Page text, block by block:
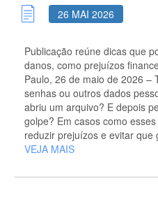
26 MAI 2026
Publicação reúne dicas que
danos, como prejuízos
Paulo, 26 de maio de 2026 –
senhas ou outros dados
abriu um arquivo? E depois
golpe? Em casos como
reduzir prejuízos e evitar
VEJA MAIS